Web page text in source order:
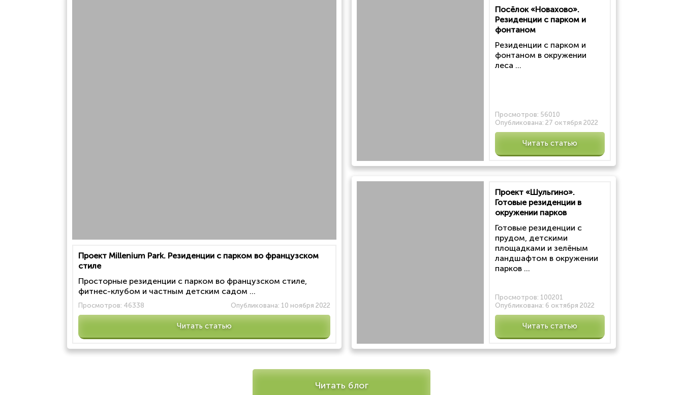
Проект Millenium Park. Резиденции с парком во французском
стиле
Просторные резиденции с парком во французском стиле,
фитнес-клубом и частным детским садом ...
Просмотров: 46338 Опубликована: 10 ноября 2022
Читать статью
Посёлок «Новахово».
Резиденции с парком и
фонтаном
Резиденции с парком и
фонтаном в окружении
леса ...
Просмотров: 56010
Опубликована: 27 октября 2022
Читать статью
Проект «Шульгино».
Готовые резиденции в
окружении парков
Готовые резиденции с
прудом, детскими
площадками и зелёным
ландшафтом в окружении
парков ...
Просмотров: 100201
Опубликована: 6 октября 2022
Читать статью
Читать блог